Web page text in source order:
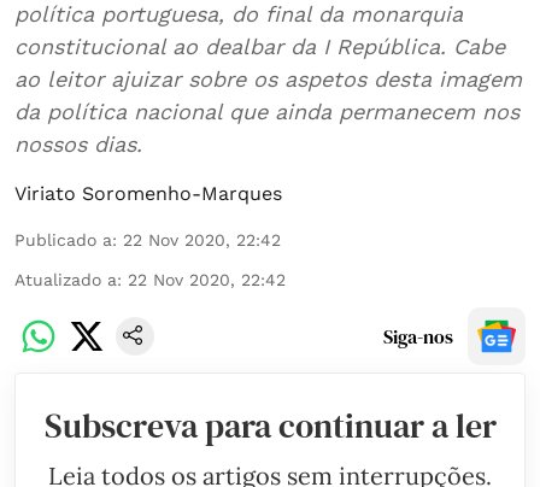
política portuguesa, do final da monarquia
constitucional ao dealbar da I República. Cabe
ao leitor ajuizar sobre os aspetos desta imagem
da política nacional que ainda permanecem nos
nossos dias.
Viriato Soromenho-Marques
Publicado a: 22 Nov 2020, 22:42
Atualizado a: 22 Nov 2020, 22:42
Siga-nos
Subscreva para continuar a ler
Leia todos os artigos sem interrupções.